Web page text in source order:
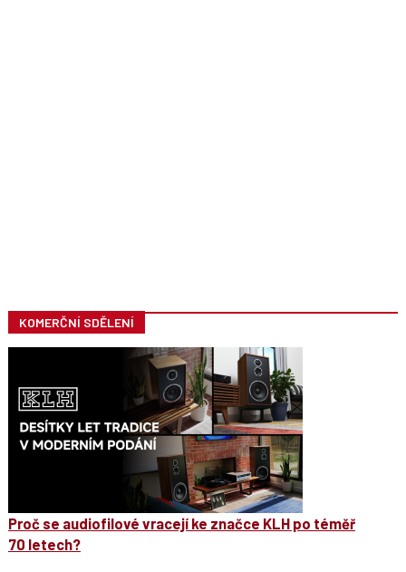
KOMERČNÍ SDĚLENÍ
Proč se audiofilové vracejí ke značce KLH po téměř
70 letech?